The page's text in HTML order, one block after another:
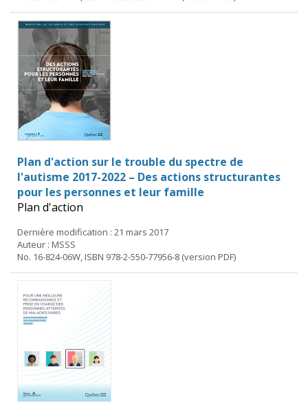
Plan d'action sur le trouble du spectre de
l'autisme 2017-2022 – Des actions structurantes
pour les personnes et leur famille
Plan d'action
Dernière modification : 21 mars 2017
Auteur : MSSS
No. 16-824-06W, ISBN 978-2-550-77956-8 (version PDF)